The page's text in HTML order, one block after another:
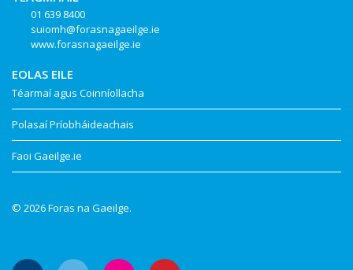
01 639 8400
suiomh@forasnagaeilge.ie
www.forasnagaeilge.ie
EOLAS EILE
Téarmaí agus Coinníollacha
Polasaí Príobháideachais
Faoi Gaeilge.ie
© 2026 Foras na Gaeilge.